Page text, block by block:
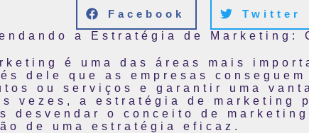
Facebook Twitter
a Estratégia de Marketing:
é uma das áreas mais
dele que as empresas
ou serviços e garantir uma
vezes, a estratégia de marketing
desvendar o conceito de
de uma estratégia eficaz.